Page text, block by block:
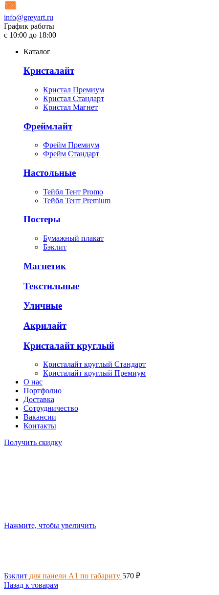
info@greyart.ru
График работы
с 10:00 до 18:00
Каталог
Кристалайт
Кристал Премиум
Кристал Стандарт
Кристал Магнет
Фреймлайт
Фрейм Премиум
Фрейм Стандарт
Настольные
Тейбл Тент Promo
Тейбл Тент Premium
Постеры
Бумажный плакат
Бэклит
Магнетик
Текстильные
Уличные
Акрилайт
Кристалайт круглый
Кристалайт круглый Стандарт
Кристалайт круглый Премиум
О нас
Портфолио
Доставка
Сотрудничество
Вакансии
Контакты
Получить скидку
Нажмите, чтобы увеличить
Бэклит для панели А1 по габариту 570 ₽
Назад к товарам